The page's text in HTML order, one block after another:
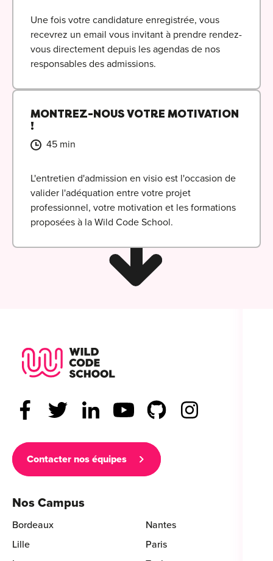
Une fois votre candidature enregistrée, vous
recevrez un email vous invitant à prendre rendez-
vous directement depuis les agendas de nos
responsables des admissions.
MONTREZ-NOUS VOTRE MOTIVATION
!
45 min
L'entretien d'admission en visio est l'occasion de
valider l'adéquation entre votre projet
professionnel, votre motivation et les formations
proposées à la Wild Code School.
Contacter nos équipes
Nos Campus
Bordeaux
Lille
Nantes
Paris